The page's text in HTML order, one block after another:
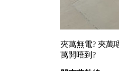
夾萬無電? 夾萬
萬開唔到?